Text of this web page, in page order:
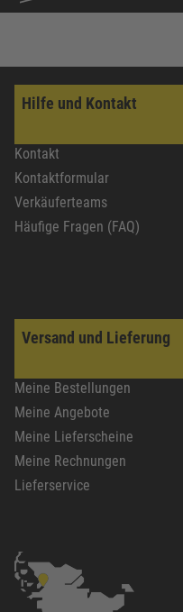
Hilfe und Kontakt
Kontakt
Kontaktformular
Verkäuferteams
Häufige Fragen (FAQ)
Versand und Lieferung
Meine Bestellungen
Meine Angebote
Meine Lieferscheine
Meine Rechnungen
Lieferservice